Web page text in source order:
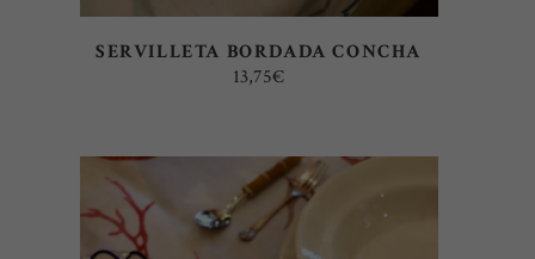
SERVILLETA BORDADA CONCHA
13,75€